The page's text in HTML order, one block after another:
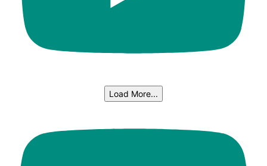
Load More...